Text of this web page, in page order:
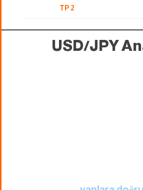
TP 2
USD/JPY